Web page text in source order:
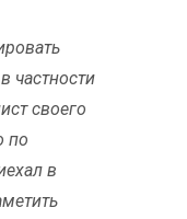
частности
своего
по
в